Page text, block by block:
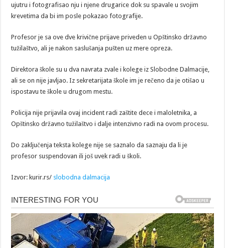
ujutru i fotografisao nju i njene drugarice dok su spavale u svojim
krevetima da bi im posle pokazao fotografije.
Profesor je sa ove dve krivične prijave priveden u Opštinsko državno
tužilaštvo, ali je nakon saslušanja pušten uz mere opreza.
Direktora škole su u dva navrata zvale i kolege iz Slobodne Dalmacije,
ali se on nije javljao. Iz sekretarijata škole im je rečeno da je otišao u
ispostavu te škole u ​​drugom mestu.
Policija nije prijavila ovaj incident radi zaštite dece i maloletnika, a
Opštinsko državno tužilaštvo i dalje intenzivno radi na ovom procesu.
Do zaključenja teksta kolege nije se saznalo da saznaju da li je
profesor suspendovan ili još uvek radi u školi.
Izvor: kurir.rs/ slobodna dalmacija